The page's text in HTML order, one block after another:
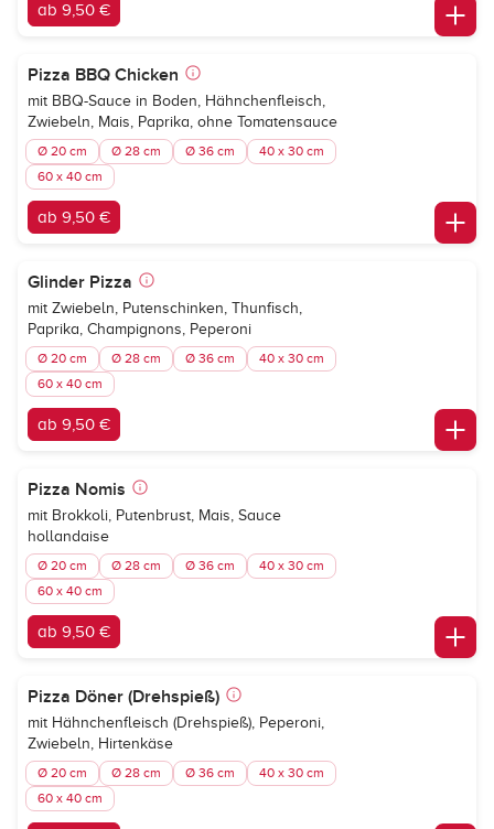
ab 9,50 €
Pizza BBQ Chicken
mit BBQ-Sauce in Boden, Hähnchenfleisch,
Zwiebeln, Mais, Paprika, ohne Tomatensauce
Ø 20 cm Ø 28 cm Ø 36 cm
40 x 30 cm
60 x 40 cm
ab 9,50 €
Glinder Pizza
mit Zwiebeln, Putenschinken, Thunfisch,
Paprika, Champignons, Peperoni
Ø 20 cm Ø 28 cm Ø 36 cm
40 x 30 cm
60 x 40 cm
ab 9,50 €
Pizza Nomis
mit Brokkoli, Putenbrust, Mais, Sauce
hollandaise
Ø 20 cm Ø 28 cm Ø 36 cm
40 x 30 cm
60 x 40 cm
ab 9,50 €
Pizza Döner (Drehspieß)
mit Hähnchenfleisch (Drehspieß), Peperoni,
Zwiebeln, Hirtenkäse
Ø 20 cm Ø 28 cm Ø 36 cm
40 x 30 cm
60 x 40 cm